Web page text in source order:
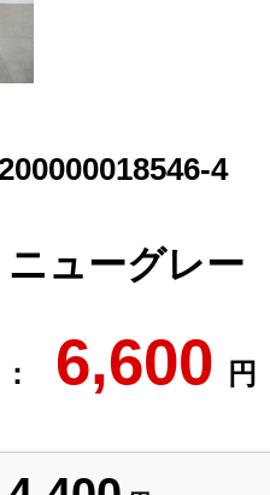
4
ューグレー
6,600 円